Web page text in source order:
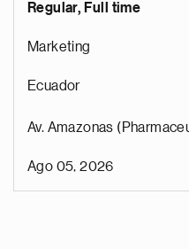
Regular, Full time
Marketing
Ecuador
Av. Amazonas
Ago 05, 2026